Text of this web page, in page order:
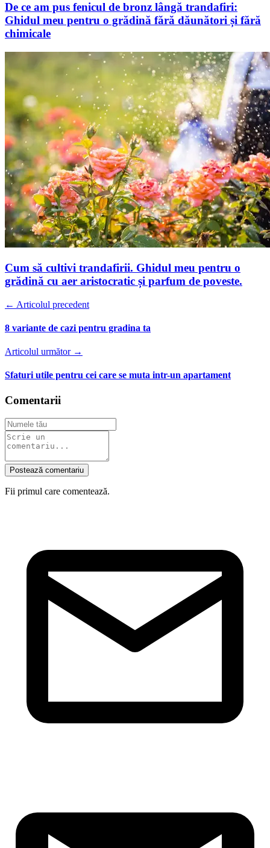
De ce am pus fenicul de bronz lângă trandafiri:
Ghidul meu pentru o grădină fără dăunători și fără
chimicale
Cum să cultivi trandafirii. Ghidul meu pentru o
grădină cu aer aristocratic și parfum de poveste.
← Articolul precedent
8 variante de cazi pentru gradina ta
Articolul următor →
Sfaturi utile pentru cei care se muta intr-un apartament
Comentarii
Postează comentariu
Fii primul care comentează.